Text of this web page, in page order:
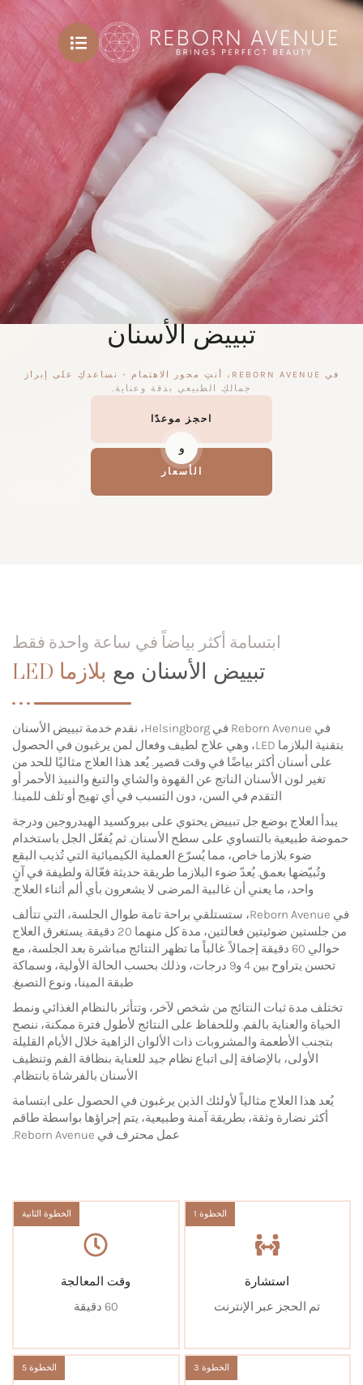
تبييض الأسنان
في REBORN AVENUE، أنتِ محور الاهتمام - نساعدكِ على إبراز
جمالكِ الطبيعي بدقة وعناية.
احجز موعدًا
و
الأسعار
ابتسامة أكثر بياضاً في ساعة واحدة فقط
تبييض الأسنان مع بلازما LED
في Reborn Avenue في Helsingborg، نقدم خدمة تبييض الأسنان
بتقنية البلازما LED، وهي علاج لطيف وفعال لمن يرغبون في الحصول
على أسنان أكثر بياضًا في وقت قصير. يُعد هذا العلاج مثاليًا للحد من
تغير لون الأسنان الناتج عن القهوة والشاي والتبغ والنبيذ الأحمر أو
التقدم في السن، دون التسبب في أي تهيج أو تلف للمينا.
يبدأ العلاج بوضع جل تبييض يحتوي على بيروكسيد الهيدروجين ودرجة
حموضة طبيعية بالتساوي على سطح الأسنان. ثم يُفعّل الجل باستخدام
ضوء بلازما خاص، مما يُسرّع العملية الكيميائية التي تُذيب البقع
وتُبيّضها بعمق. يُعدّ ضوء البلازما طريقة حديثة فعّالة ولطيفة في آنٍ
واحد، ما يعني أن غالبية المرضى لا يشعرون بأي ألم أثناء العلاج.
في Reborn Avenue، ستستلقي براحة تامة طوال الجلسة، التي تتألف
من جلستين ضوئيتين فعالتين، مدة كل منهما 20 دقيقة. يستغرق العلاج
حوالي 60 دقيقة إجمالاً. غالباً ما تظهر النتائج مباشرة بعد الجلسة، مع
تحسن يتراوح بين 4 و9 درجات، وذلك بحسب الحالة الأولية، وسماكة
طبقة المينا، ونوع التصبغ.
تختلف مدة ثبات النتائج من شخص لآخر، وتتأثر بالنظام الغذائي ونمط
الحياة والعناية بالفم. وللحفاظ على النتائج لأطول فترة ممكنة، ننصح
بتجنب الأطعمة والمشروبات ذات الألوان الزاهية خلال الأيام القليلة
الأولى، بالإضافة إلى اتباع نظام جيد للعناية بنظافة الفم وتنظيف
الأسنان بالفرشاة بانتظام.
يُعد هذا العلاج مثالياً لأولئك الذين يرغبون في الحصول على ابتسامة
أكثر نضارة وثقة، بطريقة آمنة وطبيعية، يتم إجراؤها بواسطة طاقم
عمل محترف في Reborn Avenue.
استشارة
تم الحجز عبر الإنترنت
الخطوة 1
وقت المعالجة
60 دقيقة
الخطوة الثانية
الخطوة 3 الخطوة 5